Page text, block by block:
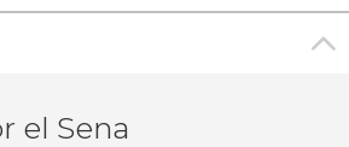
el Sena